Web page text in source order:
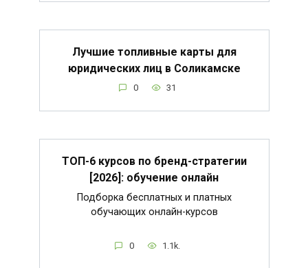
Лучшие топливные карты для
юридических лиц в Соликамске
0 31
ТОП-6 курсов по бренд-стратегии
[2026]: обучение онлайн
Подборка бесплатных и платных
обучающих онлайн-курсов
0 1.1k.